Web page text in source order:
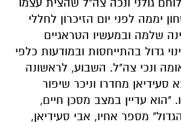
ונכי צה"ל. השבוע, לראשונה
מחדרו וניכר שיפור
עדיין במצב מסכן חיים,
מספר אחיו, אבי סעידיאן,
שבע.
כעת?